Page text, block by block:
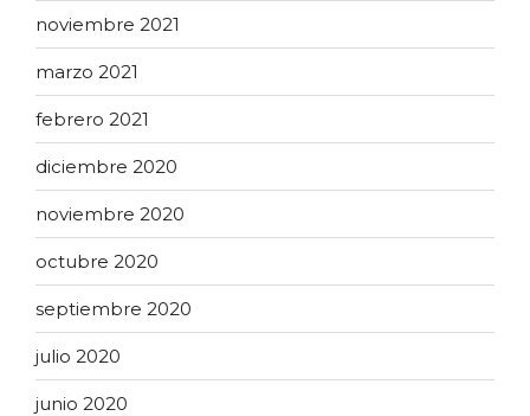
noviembre 2021
marzo 2021
febrero 2021
diciembre 2020
noviembre 2020
octubre 2020
septiembre 2020
julio 2020
junio 2020